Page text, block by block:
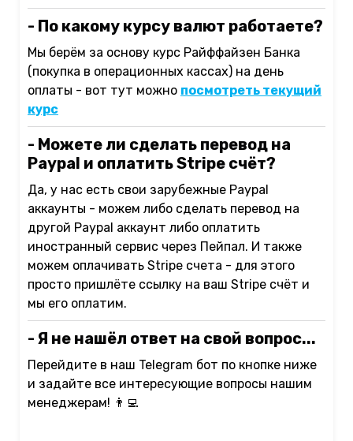
- По какому курсу валют работаете?
Мы берём за основу курс Райффайзен Банка
(покупка в операционных кассах) на день
оплаты - вот тут можно посмотреть текущий
курс
- Можете ли сделать перевод на
Paypal и оплатить Stripe счёт?
Да, у нас есть свои зарубежные Paypal
аккаунты - можем либо сделать перевод на
другой Paypal аккаунт либо оплатить
иностранный сервис через Пейпал. И также
можем оплачивать Stripe счета - для этого
просто пришлёте ссылку на ваш Stripe счёт и
мы его оплатим.
- Я не нашёл ответ на свой вопрос...
Перейдите в наш Telegram бот по кнопке ниже
и задайте все интересующие вопросы нашим
менеджерам! 👨‍💻